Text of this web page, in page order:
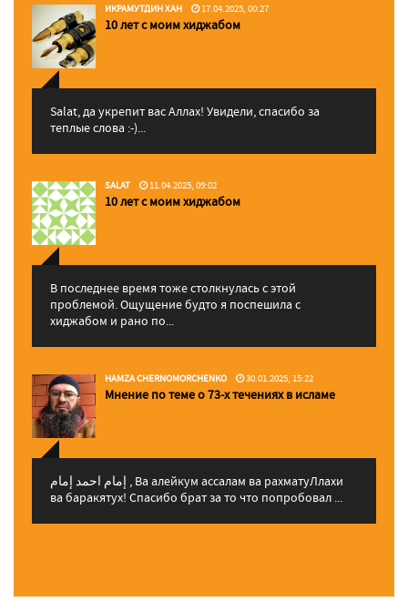
ИКРАМУТДИН ХАН 17.04.2025, 00:27
10 лет с моим хиджабом
Salat, да укрепит вас Аллаx! Увидели, спасибо за
теплые слова :-)...
SALAT 11.04.2025, 09:02
10 лет с моим хиджабом
В последнее время тоже столкнулась с этой
проблемой. Ощущение будто я поспешила с
хиджабом и рано по...
HAMZA CHERNOMORCHENKO 30.01.2025, 15:22
Мнение по теме о 73-х течениях в исламе
إمام احمد إمام , Ва алейкум ассалам ва рахматуЛлахи
ва баракятух! Спасибо брат за то что попробовал ...